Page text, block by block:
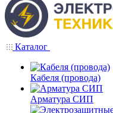
Каталог
Кабеля (провода)
Арматура СИП